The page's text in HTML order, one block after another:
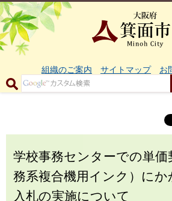
組織のご案内 サイトマップ お
学校事務センターでの単価
務系複合機用インク）にか
入札の実施について